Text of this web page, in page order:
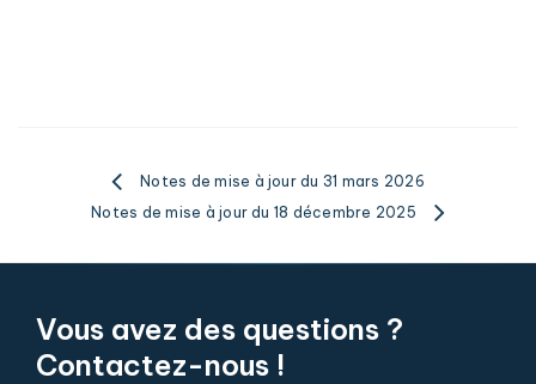
Notes de mise à jour du 31 mars 2026
Notes de mise à jour du 18 décembre 2025
Vous avez des questions ?
Contactez-nous !